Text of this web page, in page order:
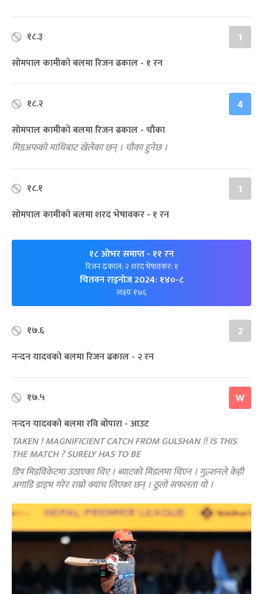
१८.३ 1
सोमपाल कामीको बलमा रिजन ढकाल - १ रन
१८.२ 4
सोमपाल कामीको बलमा रिजन ढकाल - चौका
मिडअफको माथिबाट खेलेका छन् । चौका हुनेछ ।
१८.१ 1
सोमपाल कामीको बलमा शरद भेषावकर - १ रन
१८ ओभर समाप्त- ११ रन
रिजन ढकाल: २ शरद भेषावकर: १
चितवन राइनोज 2024: १४०-८
लक्ष्यः १७६
१७.६ 2
नन्दन यादवको बलमा रिजन ढकाल - २ रन
१७.५ W
नन्दन यादवको बलमा रवि बोपारा - आउट
TAKEN ! MAGNIFICIENT CATCH FROM GULSHAN !! IS THIS
THE MATCH ? SURELY HAS TO BE
डिप मिडविकेटमा उठाएका थिए । ब्याटको मिडलमा थिएन । गुल्शनले केही
अगाडि डाइभ गरेर राम्रो क्याच लिएका छन् । ठुलो सफलता यो ।